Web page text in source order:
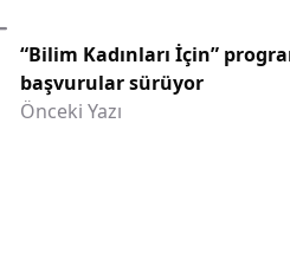
“Bilim Kadınları İçin”
başvurular sürüyor
Önceki Yazı